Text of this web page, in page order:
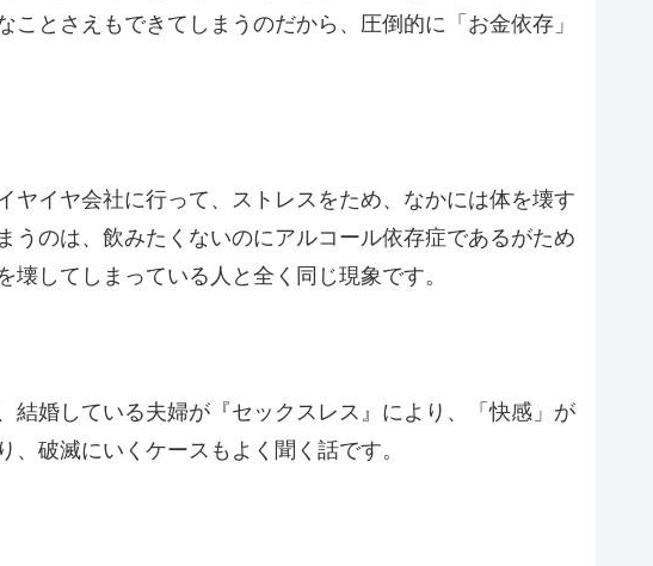
ことさえもできてしまうのだから、圧倒的に「お金依存」
ヤイヤ会社に行って、ストレスをため、なかには体を壊す
うのは、飲みたくないのにアルコール依存症であるがため
壊してしまっている人と全く同じ現象です。
結婚している夫婦が『セックスレス』により、「快感」が
、破滅にいくケースもよく聞く話です。